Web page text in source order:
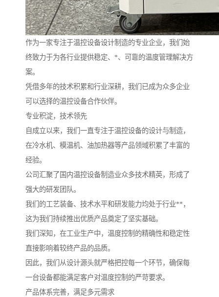
作为一家专注于温控设备设计制造的专业企业，我们始
终致力于为各行业提供稳定、*、可靠的温度管理解决方
案。
凭借多年的技术积累和行业深耕，我们已成为众多企业
可以选择的温控设备合作伙伴。
专业积淀，技术领先
自成立以来，我们一直专注于温控设备的设计与制造，
在冷水机、模温机、油加热器等产品领域积累了丰富的
经验。
公司汇聚了国内温控设备制造业众多技术精英，形成了
强大的研发团队。
我们的工艺装备、技术水平和研发能力均处于行业**，
这为我们持续推出优质产品奠定了坚实基础。
我们深知，在工业生产中，温度控制的精确性和稳定性
直接影响着较终产品的品质。
因此，我们从设计源头就严格把控每一个环节，确保每
一台设备都能满足客户对温度控制的严苛要求。
产品体系完善，满足多元需求